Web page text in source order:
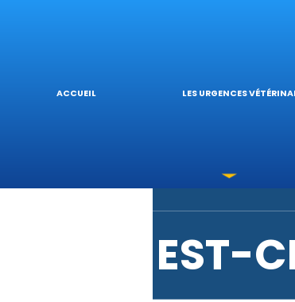
ACCUEIL LES URGENCES
LES
EST-